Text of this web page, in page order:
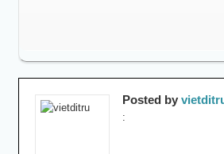
Posted by
: